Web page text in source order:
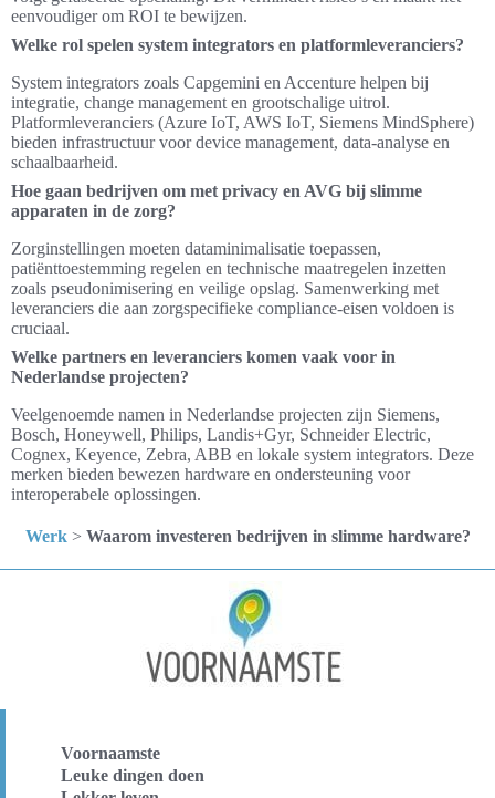
eenvoudiger om ROI te bewijzen.
Welke rol spelen system integrators en platformleveranciers?
System integrators zoals Capgemini en Accenture helpen bij
integratie, change management en grootschalige uitrol.
Platformleveranciers (Azure IoT, AWS IoT, Siemens MindSphere)
bieden infrastructuur voor device management, data-analyse en
schaalbaarheid.
Hoe gaan bedrijven om met privacy en AVG bij slimme
apparaten in de zorg?
Zorginstellingen moeten dataminimalisatie toepassen,
patiënttoestemming regelen en technische maatregelen inzetten
zoals pseudonimisering en veilige opslag. Samenwerking met
leveranciers die aan zorgspecifieke compliance-eisen voldoen is
cruciaal.
Welke partners en leveranciers komen vaak voor in
Nederlandse projecten?
Veelgenoemde namen in Nederlandse projecten zijn Siemens,
Bosch, Honeywell, Philips, Landis+Gyr, Schneider Electric,
Cognex, Keyence, Zebra, ABB en lokale system integrators. Deze
merken bieden bewezen hardware en ondersteuning voor
interoperabele oplossingen.
Werk> Waarom investeren bedrijven in slimme hardware?
Voornaamste
Leuke dingen doen